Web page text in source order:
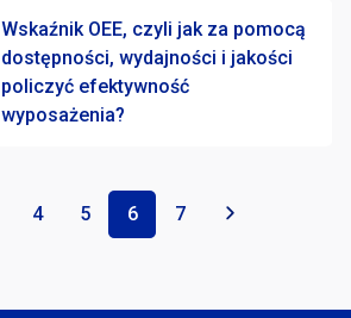
Wskaźnik OEE, czyli jak za pomocą
dostępności, wydajności i jakości
policzyć efektywność
wyposażenia?
4 5 6 7 »